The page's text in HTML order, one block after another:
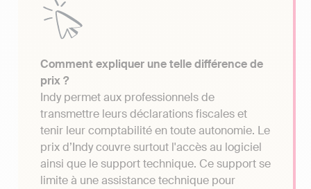
Comment expliquer une telle différence de
prix ?
Indy permet aux professionnels de
transmettre leurs déclarations fiscales et
tenir leur comptabilité en toute autonomie. Le
prix d’Indy couvre surtout l'accès au logiciel
ainsi que le support technique. Ce support se
limite à une assistance technique pour